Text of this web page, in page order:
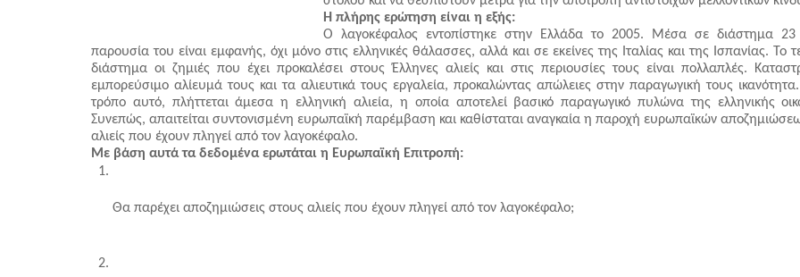
Η πλήρης ερώτηση είναι η εξής:
Ο λαγοκέφαλος εντοπίστηκε στην Ελλάδα το 2005. Μέσα σε διάστημα
παρουσία του είναι εμφανής, όχι μόνο στις ελληνικές θάλασσες, αλλά και σε εκείνες της Ιταλίας και της Ισπανίας. Το
διάστημα οι ζημιές που έχει προκαλέσει στους Έλληνες αλιείς και στις περιουσίες τους είναι πολλαπλές.
εμπορεύσιμο αλίευμά τους και τα αλιευτικά τους εργαλεία, προκαλώντας απώλειες στην παραγωγική τους
τρόπο αυτό, πλήττεται άμεσα η ελληνική αλιεία, η οποία αποτελεί βασικό παραγωγικό πυλώνα της ελληνικής
Συνεπώς, απαιτείται συντονισμένη ευρωπαϊκή παρέμβαση και καθίσταται αναγκαία η παροχή ευρωπαϊκών
αλιείς που έχουν πληγεί από τον λαγοκέφαλο.
Με βάση αυτά τα δεδομένα ερωτάται η Ευρωπαϊκή Επιτροπή:
Θα παρέχει αποζημιώσεις στους αλιείς που έχουν πληγεί από τον λαγοκέφαλο;